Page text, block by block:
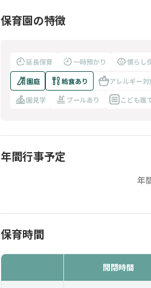
保育園の特徴
延長保育 一時預かり 慣らし
園庭
給食あり アレルギー対
園見学
プールあり こども誰
年間行事予定
年
保育時間
開閉時間